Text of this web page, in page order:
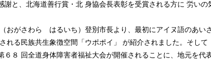
謝と、北海道善行賞・北 身協会長表彰を受賞される方に 労いの
おがさわら はるいち）登別市長より、最初にアイヌ語のあい
れる民族共生象徴空間「ウポポイ」 が紹介されました。そして
６８ 回全道身体障害者福祉大会が開催されることに、地元を代